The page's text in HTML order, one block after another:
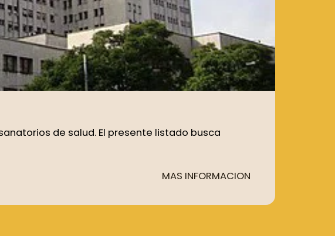
de salud. El presente listado busca
MAS INFORMACION